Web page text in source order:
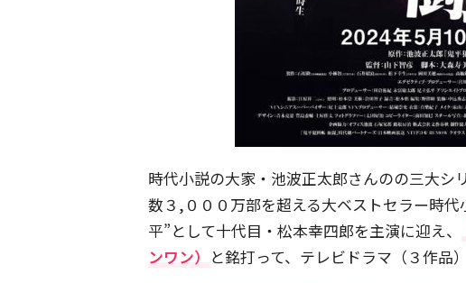
時代小説の大家・池波正太郎さんのの三大シ
数３,０００万部を超える大ベストセラー時
平”として十代目・松本幸四郎を主演に迎え、
ンワン） と銘打って、テレビドラマ（３作品